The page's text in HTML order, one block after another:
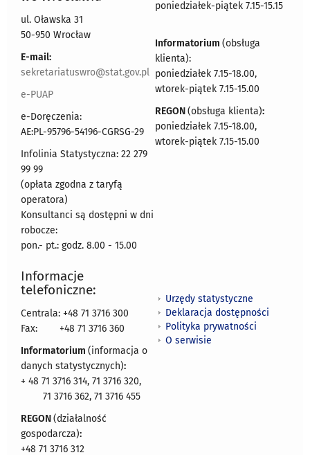
ul. Oławska 31
50-950 Wrocław
E-mail:
sekretariatuswro@stat.gov.pl
e-PUAP
e-Doręczenia:
AE:PL-95796-54196-CGRSG-29
Infolinia Statystyczna: 22 279
99 99
(opłata zgodna z taryfą
operatora)
Konsultanci są dostępni w dni
robocze:
pon.- pt.: godz. 8.00 - 15.00
poniedziałek-piątek 7.15-15.15
Informatorium (obsługa
klienta):
poniedziałek 7.15-18.00,
wtorek-piątek 7.15-15.00
REGON(obsługa klienta):
poniedziałek 7.15-18.00,
wtorek-piątek 7.15-15.00
Informacje
telefoniczne:
Centrala: +48 71 3716 300
Fax:
+48 71 3716 360
Informatorium (informacja o
danych statystycznych):
+ 48 71 3716 314, 71 3716 320,
71 3716 362, 71 3716 455
REGON(działalność
gospodarcza):
+48 71 3716 312
Urzędy statystyczne
Deklaracja dostępności
Polityka prywatności
O serwisie